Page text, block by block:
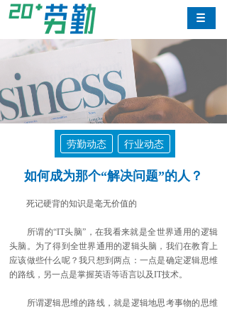
劳勤动态 行业动态
如何成为那个“解决问题”的人？
死记硬背的知识是毫无价值的
所谓的“IT头脑”，在我看来就是全世界通用的逻辑
头脑。为了得到全世界通用的逻辑头脑，我们在教育上
应该做些什么呢？我只想到两点：一点是确定逻辑思维
的路线，另一点是掌握英语等语言以及IT技术。
所谓逻辑思维的路线，就是逻辑地思考事物的思维